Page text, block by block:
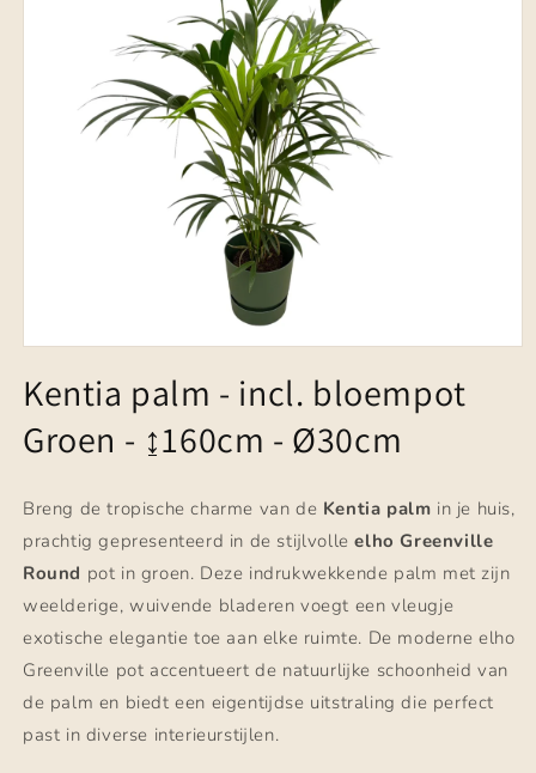
openen
in
modaal
Kentia palm - incl. bloempot
Groen - ↨160cm - Ø30cm
Breng de tropische charme van de Kentia palm in je huis,
prachtig gepresenteerd in de stijlvolleelho Greenville
Round pot in groen. Deze indrukwekkende palm met zijn
weelderige, wuivende bladeren voegt een vleugje
exotische elegantie toe aan elke ruimte. De moderne elho
Greenville pot accentueert de natuurlijke schoonheid van
de palm en biedt een eigentijdse uitstraling die perfect
past in diverse interieurstijlen.